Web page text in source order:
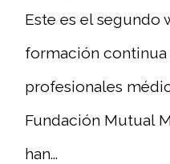
Este es el segundo
formación
profesionales
Fundación Mutual
han...